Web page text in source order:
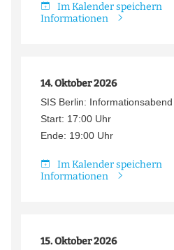
Im Kalender speichern
Informationen
14. Oktober 2026
SIS Berlin:
Start: 17:00 Uhr
Ende: 19:00 Uhr
Im Kalender speichern
Informationen
15. Oktober 2026